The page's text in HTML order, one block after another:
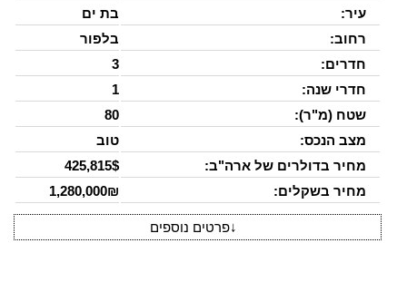
עיר:
בת ים
רחוב:
בלפור
חדרים:
3
חדרי שנה:
1
שטח (מ"ר):
80
מצב הנכס:
טוב
מחיר בדולרים של ארה"ב:
425,815$
מחיר בשקלים:
1,280,000₪
↓פרטים נוספים